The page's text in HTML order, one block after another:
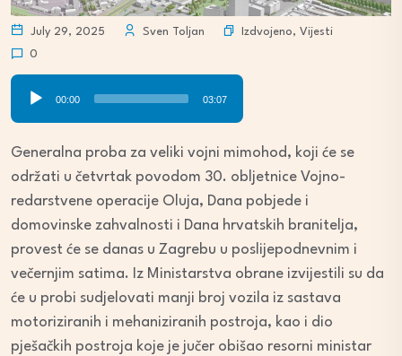
July 29, 2025 Sven Toljan Izdvojeno, Vijesti
0
Audio
Player
00:00 03:07
Generalna proba za veliki vojni mimohod, koji će se
održati u četvrtak povodom 30. obljetnice Vojno-
redarstvene operacije Oluja, Dana pobjede i
domovinske zahvalnosti i Dana hrvatskih branitelja,
provest će se danas u Zagrebu u poslijepodnevnim i
večernjim satima. Iz Ministarstva obrane izvijestili su da
će u probi sudjelovati manji broj vozila iz sastava
motoriziranih i mehaniziranih postroja, kao i dio
pješačkih postroja koje je jučer obišao resorni ministar